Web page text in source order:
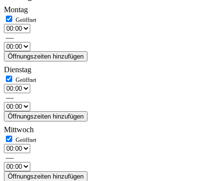
Montag
—
Öffnungszeiten hinzufügen
Dienstag
—
Öffnungszeiten hinzufügen
Mittwoch
—
Öffnungszeiten hinzufügen